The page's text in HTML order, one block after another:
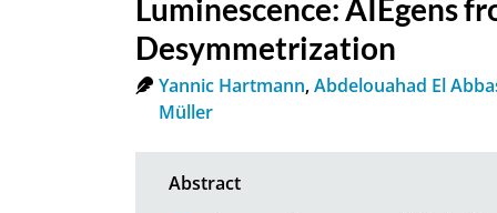
Luminescence: AIEgens
Desymmetrization
Yannic Hartmann,Abdelouahad El
Müller